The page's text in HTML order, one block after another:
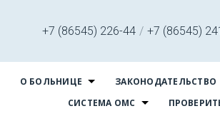
+7 (86545) 226-44 / +7 (86545)
О БОЛЬНИЦЕ ЗАКОНОДАТЕЛЬСТВО
СИСТЕМА ОМС